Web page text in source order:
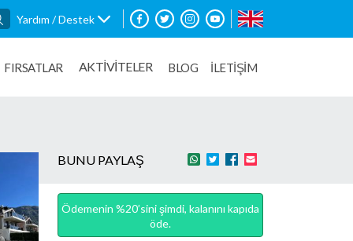
Yardım / Destek
FIRSATLAR AKTİVİTELER BLOG İLETİŞİM
BUNU PAYLAŞ
Ödemenin %20’sini şimdi, kalanını kapıda
öde.